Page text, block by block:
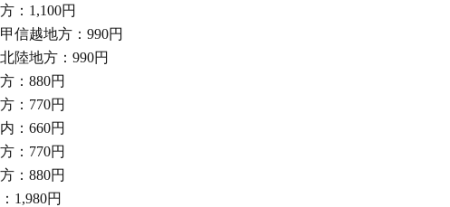
：1,100円
信越地方：990円
陸地方：990円
：880円
：770円
：660円
：770円
：880円
1,980円